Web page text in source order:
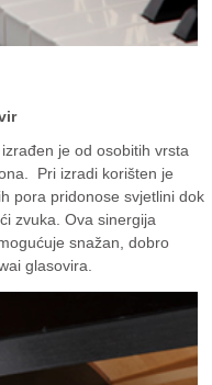
je od osobitih vrsta
Pri izradi korišten je
pora pridonose svjetlini dok
zvuka. Ova sinergija
snažan, dobro
glasovira.